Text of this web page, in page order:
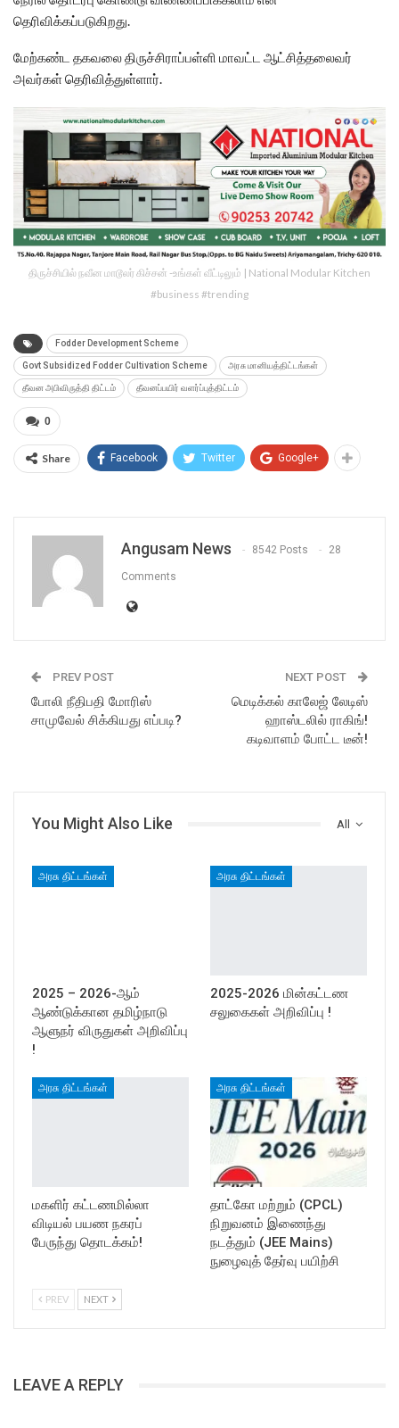
தெரிவிக்கப்படுகிறது.
மேற்கண்ட தகவலை திருச்சிராப்பள்ளி மாவட்ட ஆட்சித்தலைவர்
அவர்கள் தெரிவித்துள்ளார்.
திருச்சியில் நவீன மாடூலர் கிச்சன் -உங்கள் வீட்டிலும் | National Modular Kitchen
#business #trending
Fodder Development Scheme
Govt Subsidized Fodder Cultivation Scheme அரசு மானியத்திட்டங்கள்
தீவன அபிவிருத்தி திட்டம் தீவனப்பயிர் வளர்ப்புத்திட்டம்
0
Share Facebook Twitter Google+
Angusam News 8542 Posts 28
Comments
PREV POST
போலி நீதிபதி மோரிஸ்
சாமுவேல் சிக்கியது எப்படி?
NEXT POST
மெடிக்கல் காலேஜ் லேடிஸ்
ஹாஸ்டலில் ராகிங்!
கடிவாளம் போட்ட டீன்!
All
You Might Also Like
அரசு திட்டங்கள்
2025 – 2026-ஆம்
ஆண்டுக்கான தமிழ்நாடு
ஆளுநர் விருதுகள் அறிவிப்பு
!
அரசு திட்டங்கள்
2025-2026 மின்கட்டண
சலுகைகள் அறிவிப்பு !
அரசு திட்டங்கள்
மகளிர் கட்டணமில்லா
விடியல் பயண நகரப்
பேருந்து தொடக்கம்!
அரசு திட்டங்கள்
தாட்கோ மற்றும் (CPCL)
நிறுவனம் இணைந்து
நடத்தும் (JEE Mains)
நுழைவுத் தேர்வு பயிற்சி
PREV NEXT
LEAVE A REPLY